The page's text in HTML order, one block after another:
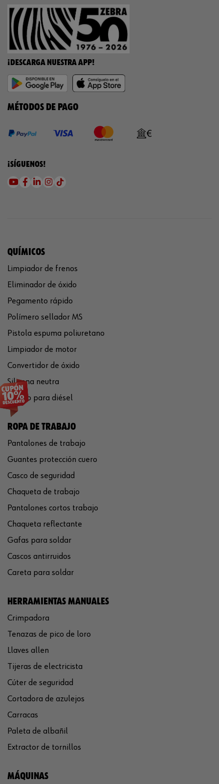
¡DESCARGA NUESTRA APP!
MÉTODOS DE PAGO
¡SÍGUENOS!
QUÍMICOS
Limpiador de frenos
Eliminador de óxido
Pegamento rápido
Polímero sellador MS
Pistola espuma poliuretano
Limpiador de motor
Convertidor de óxido
Silicona neutra
Aditivo para diésel
ROPA DE TRABAJO
Pantalones de trabajo
Guantes protección cuero
Casco de seguridad
Chaqueta de trabajo
Pantalones cortos trabajo
Chaqueta reflectante
Gafas para soldar
Cascos antirruidos
Careta para soldar
HERRAMIENTAS MANUALES
Crimpadora
Tenazas de pico de loro
Llaves allen
Tijeras de electricista
Cúter de seguridad
Cortadora de azulejos
Carracas
Paleta de albañil
Extractor de tornillos
MÁQUINAS